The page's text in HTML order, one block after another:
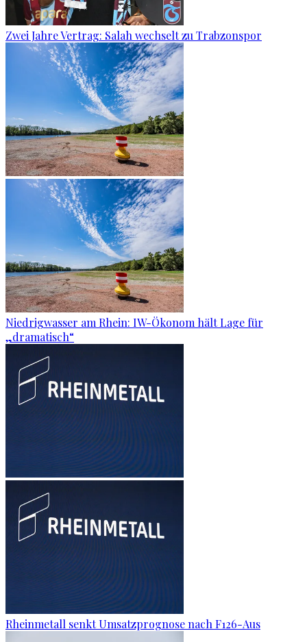
Zwei Jahre Vertrag: Salah wechselt zu Trabzonspor
Niedrigwasser am Rhein: IW-Ökonom hält Lage für
„dramatisch“
Rheinmetall senkt Umsatzprognose nach F126-Aus